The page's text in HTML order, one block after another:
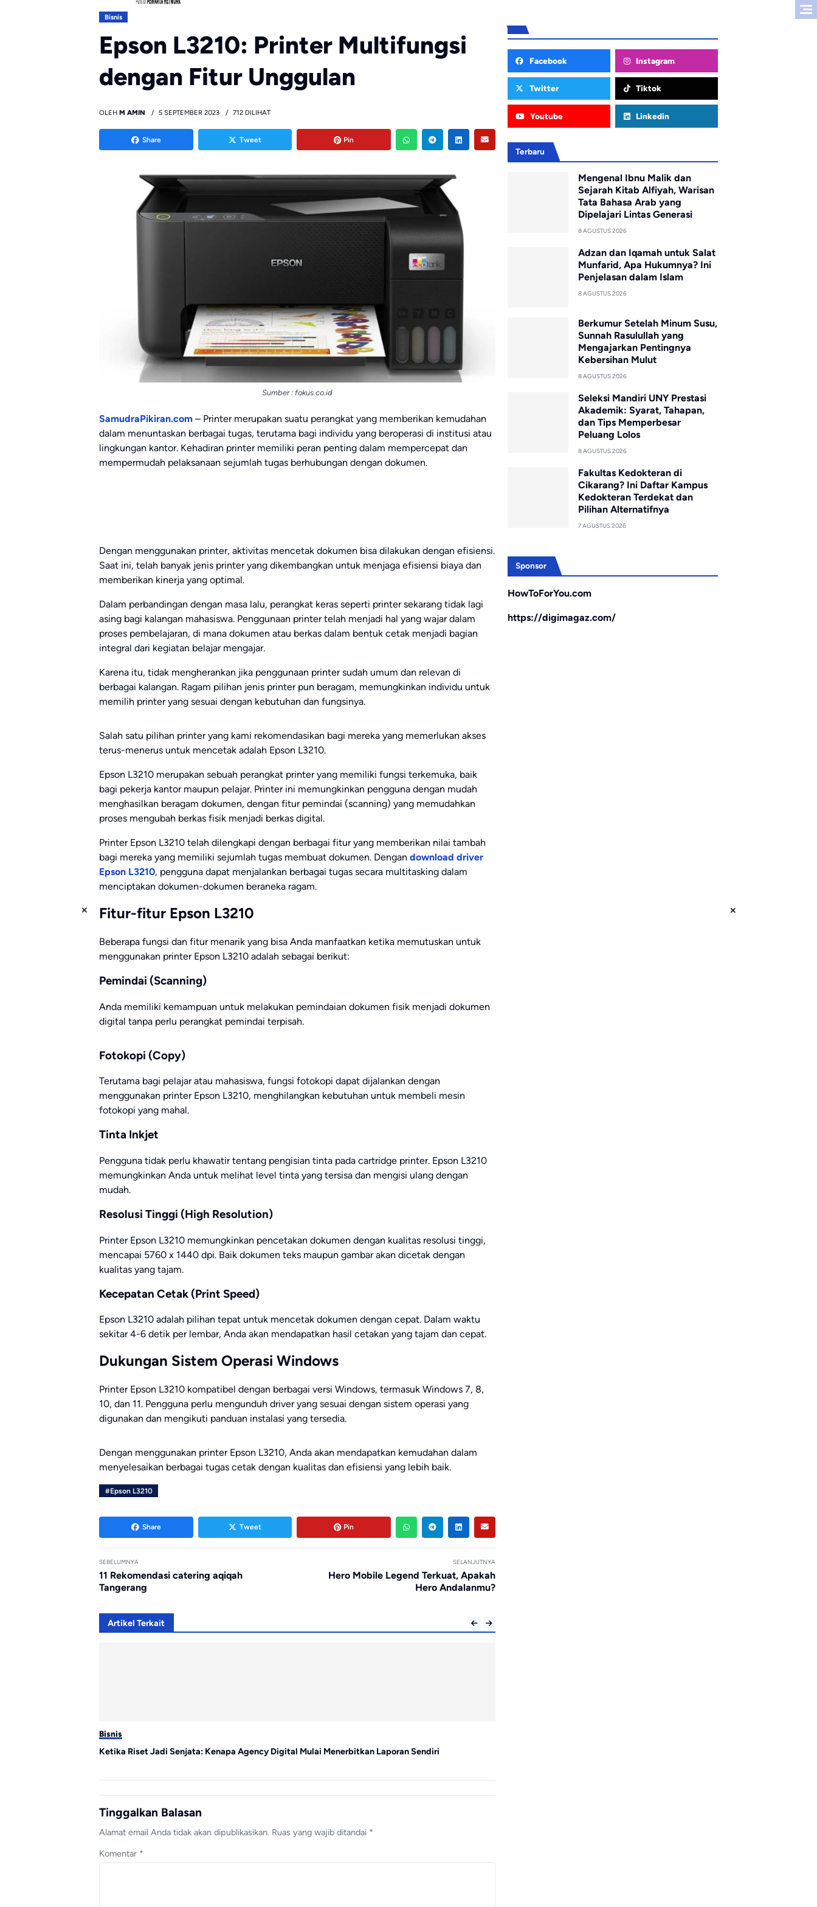
Bisnis
Epson L3210: Printer Multifungsi
dengan Fitur Unggulan
OLEH M AMIN 5 SEPTEMBER 2023 712 DILIHAT
Share Tweet Pin
Sumber : fokus.co.id
SamudraPikiran.com – Printer merupakan suatu perangkat yang memberikan kemudahan
dalam menuntaskan berbagai tugas, terutama bagi individu yang beroperasi di institusi atau
lingkungan kantor. Kehadiran printer memiliki peran penting dalam mempercepat dan
mempermudah pelaksanaan sejumlah tugas berhubungan dengan dokumen.
Dengan menggunakan printer, aktivitas mencetak dokumen bisa dilakukan dengan efisiensi.
Saat ini, telah banyak jenis printer yang dikembangkan untuk menjaga efisiensi biaya dan
memberikan kinerja yang optimal.
Dalam perbandingan dengan masa lalu, perangkat keras seperti printer sekarang tidak lagi
asing bagi kalangan mahasiswa. Penggunaan printer telah menjadi hal yang wajar dalam
proses pembelajaran, di mana dokumen atau berkas dalam bentuk cetak menjadi bagian
integral dari kegiatan belajar mengajar.
Karena itu, tidak mengherankan jika penggunaan printer sudah umum dan relevan di
berbagai kalangan. Ragam pilihan jenis printer pun beragam, memungkinkan individu untuk
memilih printer yang sesuai dengan kebutuhan dan fungsinya.
Salah satu pilihan printer yang kami rekomendasikan bagi mereka yang memerlukan akses
terus-menerus untuk mencetak adalah Epson L3210.
Epson L3210 merupakan sebuah perangkat printer yang memiliki fungsi terkemuka, baik
bagi pekerja kantor maupun pelajar. Printer ini memungkinkan pengguna dengan mudah
menghasilkan beragam dokumen, dengan fitur pemindai (scanning) yang memudahkan
proses mengubah berkas fisik menjadi berkas digital.
Printer Epson L3210 telah dilengkapi dengan berbagai fitur yang memberikan nilai tambah
bagi mereka yang memiliki sejumlah tugas membuat dokumen. Dengan download driver
Epson L3210, pengguna dapat menjalankan berbagai tugas secara multitasking dalam
menciptakan dokumen-dokumen beraneka ragam.
Fitur-fitur Epson L3210
Beberapa fungsi dan fitur menarik yang bisa Anda manfaatkan ketika memutuskan untuk
menggunakan printer Epson L3210 adalah sebagai berikut:
Pemindai (Scanning)
Anda memiliki kemampuan untuk melakukan pemindaian dokumen fisik menjadi dokumen
digital tanpa perlu perangkat pemindai terpisah.
Fotokopi (Copy)
Terutama bagi pelajar atau mahasiswa, fungsi fotokopi dapat dijalankan dengan
menggunakan printer Epson L3210, menghilangkan kebutuhan untuk membeli mesin
fotokopi yang mahal.
Tinta Inkjet
Pengguna tidak perlu khawatir tentang pengisian tinta pada cartridge printer. Epson L3210
memungkinkan Anda untuk melihat level tinta yang tersisa dan mengisi ulang dengan
mudah.
Resolusi Tinggi (High Resolution)
Printer Epson L3210 memungkinkan pencetakan dokumen dengan kualitas resolusi tinggi,
mencapai 5760 x 1440 dpi. Baik dokumen teks maupun gambar akan dicetak dengan
kualitas yang tajam.
Kecepatan Cetak (Print Speed)
Epson L3210 adalah pilihan tepat untuk mencetak dokumen dengan cepat. Dalam waktu
sekitar 4-6 detik per lembar, Anda akan mendapatkan hasil cetakan yang tajam dan cepat.
Dukungan Sistem Operasi Windows
Printer Epson L3210 kompatibel dengan berbagai versi Windows, termasuk Windows 7, 8,
10, dan 11. Pengguna perlu mengunduh driver yang sesuai dengan sistem operasi yang
digunakan dan mengikuti panduan instalasi yang tersedia.
Dengan menggunakan printer Epson L3210, Anda akan mendapatkan kemudahan dalam
menyelesaikan berbagai tugas cetak dengan kualitas dan efisiensi yang lebih baik.
#Epson L3210
Share Tweet Pin
SEBELUMNYA
11 Rekomendasi catering aqiqah
Tangerang
SELANJUTNYA
Hero Mobile Legend Terkuat, Apakah
Hero Andalanmu?
Artikel Terkait
Bisnis
Ketika Riset Jadi Senjata: Kenapa Agency Digital Mulai Menerbitkan Laporan Sendiri
Tinggalkan Balasan
Alamat email Anda tidak akan dipublikasikan. Ruas yang wajib ditandai *
Komentar *
Facebook Instagram
Twitter Tiktok
Youtube Linkedin
Terbaru
Mengenal Ibnu Malik dan
Sejarah Kitab Alfiyah, Warisan
Tata Bahasa Arab yang
Dipelajari Lintas Generasi
8 AGUSTUS 2026
Adzan dan Iqamah untuk Salat
Munfarid, Apa Hukumnya? Ini
Penjelasan dalam Islam
8 AGUSTUS 2026
Berkumur Setelah Minum Susu,
Sunnah Rasulullah yang
Mengajarkan Pentingnya
Kebersihan Mulut
8 AGUSTUS 2026
Seleksi Mandiri UNY Prestasi
Akademik: Syarat, Tahapan,
dan Tips Memperbesar
Peluang Lolos
8 AGUSTUS 2026
Fakultas Kedokteran di
Cikarang? Ini Daftar Kampus
Kedokteran Terdekat dan
Pilihan Alternatifnya
7 AGUSTUS 2026
Sponsor
HowToForYou.com
https://digimagaz.com/